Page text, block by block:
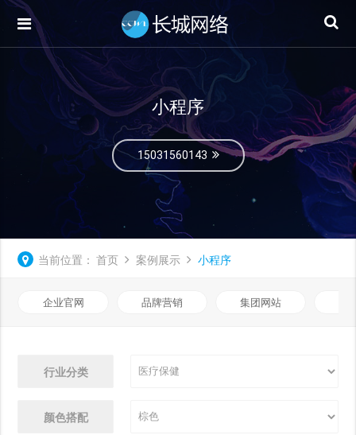
小程序
15031560143
当前位置： 首页 案例展示 小程序
企业官网 品牌营销 集团网站
行业分类
颜色搭配